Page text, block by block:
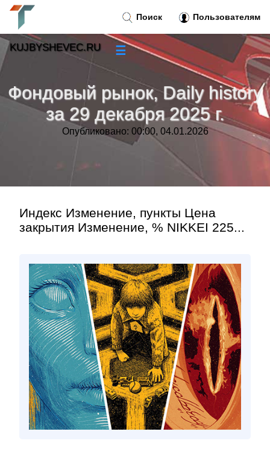
Фондовый рынок, Daily history
за 29 декабря 2025 г.
Опубликовано: 00:00, 04.01.2026
Индекс Изменение, пункты Цена
закрытия Изменение, % NIKKEI 225...
Поиск Пользователям
KUJBYSHEVEC.RU ☰
»
Тренды новостей »
»
Контакт»